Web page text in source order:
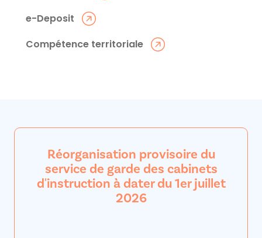
e-Deposit
Compétence territoriale
Réorganisation provisoire du
service de garde des cabinets
d'instruction à dater du 1er juillet
2026